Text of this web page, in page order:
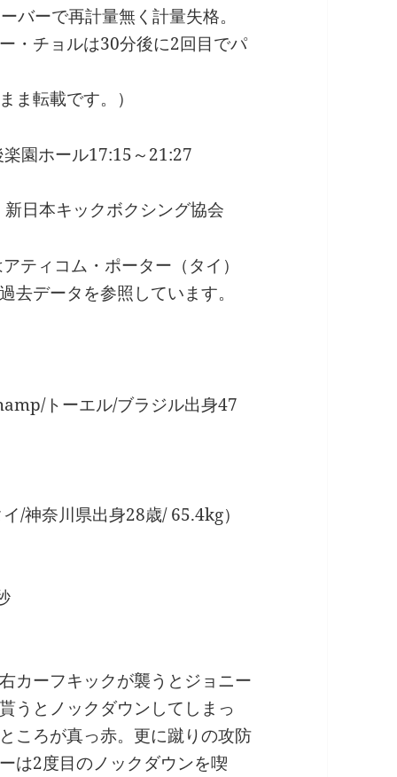
バーで再計量無く計量失格。
・チョルは30分後に2回目でパ
転載です。）
園ホール17:15～21:27
日本キックボクシング協会
ティコム・ポーター（タイ）
去データを参照しています。
トーエル/ブラジル出身47
/神奈川県出身28歳/ 65.4kg）
カーフキックが襲うとジョニー
うとノックダウンしてしまっ
ころが真っ赤。更に蹴りの攻防
は2度目のノックダウンを喫